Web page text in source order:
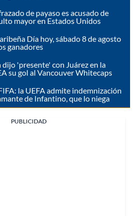
de payaso es acusado de
mayor en Estados Unidos
Día hoy, sábado 8 de agosto
ganadores
'presente' con Juárez en la
su gol al Vancouver Whitecaps
la UEFA admite indemnización
de Infantino, que lo niega
PUBLICIDAD